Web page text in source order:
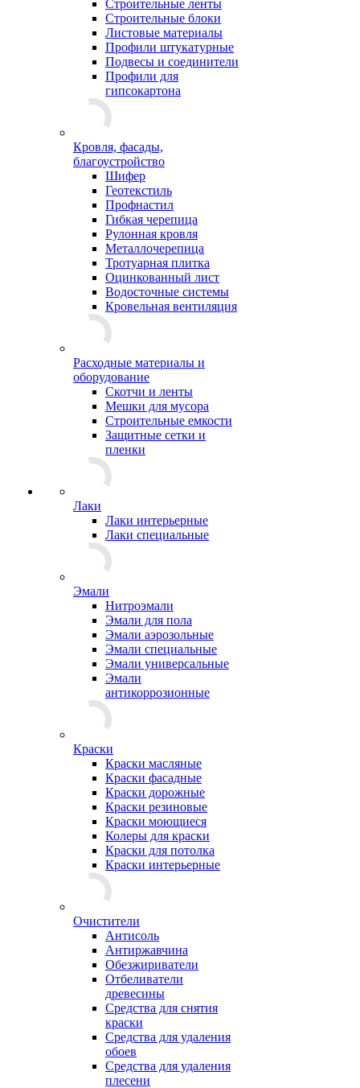
Строительные ленты
Строительные блоки
Листовые материалы
Профили штукатурные
Подвесы и соединители
Профили для
гипсокартона
Кровля, фасады,
благоустройство
Шифер
Геотекстиль
Профнастил
Гибкая черепица
Рулонная кровля
Металлочерепица
Тротуарная плитка
Оцинкованный лист
Водосточные системы
Кровельная вентиляция
Расходные материалы и
оборудование
Скотчи и ленты
Мешки для мусора
Строительные емкости
Защитные сетки и
пленки
Лаки
Лаки интерьерные
Лаки специальные
Эмали
Нитроэмали
Эмали для пола
Эмали аэрозольные
Эмали специальные
Эмали универсальные
Эмали
антикоррозионные
Краски
Краски масляные
Краски фасадные
Краски дорожные
Краски резиновые
Краски моющиеся
Колеры для краски
Краски для потолка
Краски интерьерные
Очистители
Антисоль
Антиржавчина
Обезжириватели
Отбеливатели
древесины
Средства для снятия
краски
Средства для удаления
обоев
Средства для удаления
плесени